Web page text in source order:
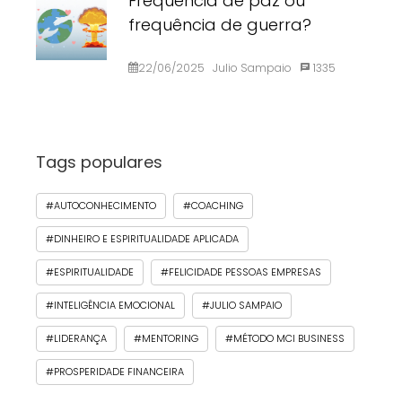
frequência de guerra?
22/06/2025 Julio Sampaio 1335
Tags populares
#AUTOCONHECIMENTO #COACHING
#DINHEIRO E ESPIRITUALIDADE APLICADA
#ESPIRITUALIDADE #FELICIDADE PESSOAS EMPRESAS
#INTELIGÊNCIA EMOCIONAL #JULIO SAMPAIO
#LIDERANÇA #MENTORING #MÉTODO MCI BUSINESS
#PROSPERIDADE FINANCEIRA